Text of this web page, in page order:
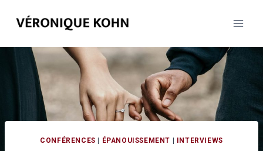
CONFÉRENCES ÉPANOUISSEMENT INTERVIEWS